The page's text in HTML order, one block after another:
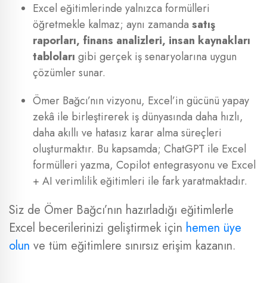
Excel eğitimlerinde yalnızca formülleri
öğretmekle kalmaz; aynı zamanda satış
raporları, finans analizleri, insan kaynakları
tabloları gibi gerçek iş senaryolarına uygun
çözümler sunar.
Ömer Bağcı’nın vizyonu, Excel’in gücünü yapay
zekâ ile birleştirerek iş dünyasında daha hızlı,
daha akıllı ve hatasız karar alma süreçleri
oluşturmaktır. Bu kapsamda; ChatGPT ile Excel
formülleri yazma, Copilot entegrasyonu ve Excel
+ AI verimlilik eğitimleri ile fark yaratmaktadır.
Siz de Ömer Bağcı’nın hazırladığı eğitimlerle
Excel becerilerinizi geliştirmek için hemen üye
olun ve tüm eğitimlere sınırsız erişim kazanın.